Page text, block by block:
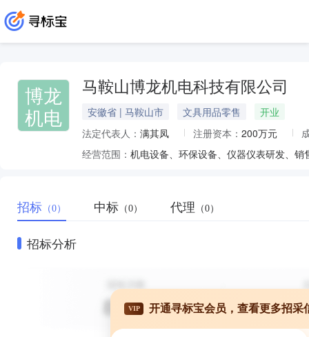
博龙
机电
马鞍山博龙机电科技有限公司
安徽省 | 马鞍山市 文具用品零售
开业
法定代表人： 满其凤 注册资本： 200万元
经营范围：
招标 （0） 中标 （0） 代理 （0）
招标分析
VIP 开通寻标宝会员，查看更多招采